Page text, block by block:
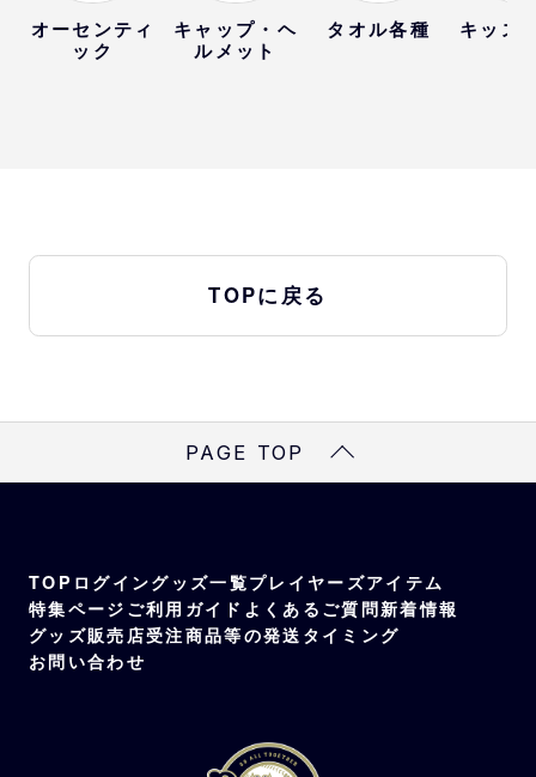
オーセンティ
ック
キャップ・ヘ
ルメット
タオル各種
キッズ
TOPに戻る
PAGE TOP
TOP ログイングッズ一覧プレイヤーズアイテム
特集ページ ご利用ガイド よくあるご質問新着情報
グッズ販売店受注商品等の発送タイミング
お問い合わせ